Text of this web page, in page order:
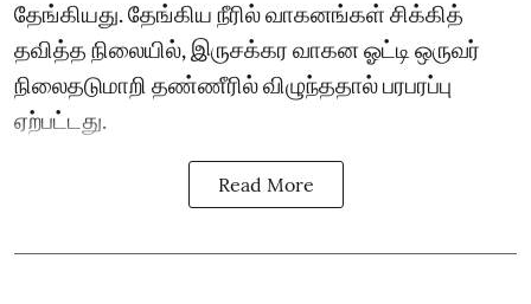
தேங்கியது. தேங்கிய நீரில் வாகனங்கள் சிக்கித்
தவித்த நிலையில், இருசக்கர வாகன ஓட்டி ஒருவர்
நிலைதடுமாறி தண்ணீரில் விழுந்ததால் பரபரப்பு
ஏற்பட்டது.
Read More